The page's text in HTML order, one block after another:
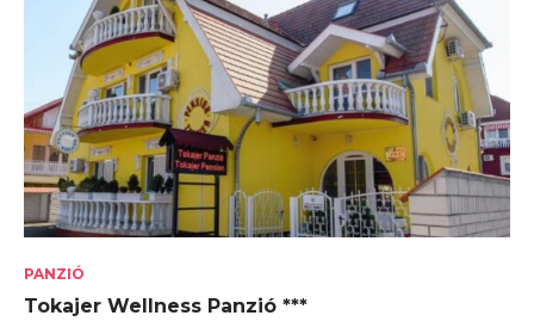
PANZIÓ
Tokajer Wellness Panzió ***